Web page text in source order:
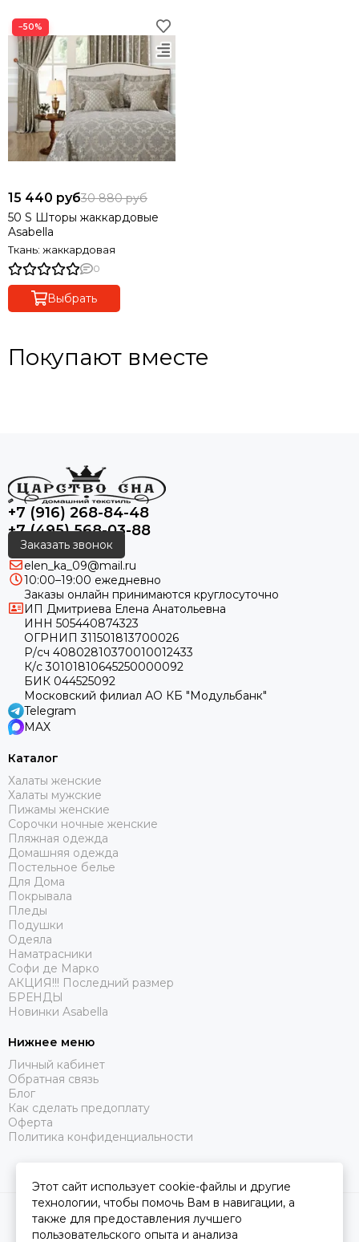
−50%
15 440 руб30 880 руб
50 S Шторы жаккардовые
Asabella
Ткань: жаккардовая
0
Выбрать
Покупают вместе
+7 (916) 268-84-48
+7 (495) 568-03-88
Заказать звонок
elen_ka_09@mail.ru
10:00–19:00 ежедневно
Заказы онлайн принимаются круглосуточно
ИП Дмитриева Елена Анатольевна
ИНН 505440874323
ОГРНИП 311501813700026
Р/сч 40802810370010012433
К/с 30101810645250000092
БИК 044525092
Московский филиал АО КБ "Модульбанк"
Telegram
MAX
Каталог
Халаты женские
Халаты мужские
Пижамы женские
Сорочки ночные женские
Пляжная одежда
Домашняя одежда
Постельное белье
Для Дома
Покрывала
Пледы
Подушки
Одеяла
Наматрасники
Софи де Марко
АКЦИЯ!!! Последний размер
БРЕНДЫ
Новинки Asabella
Нижнее меню
Личный кабинет
Обратная связь
Блог
Как сделать предоплату
Оферта
Политика конфиденциальности
2026 © Царство Сна.Карта сайта
Этот сайт использует cookie-файлы и другие
технологии, чтобы помочь Вам в навигации, а
также для предоставления лучшего
пользовательского опыта и анализа